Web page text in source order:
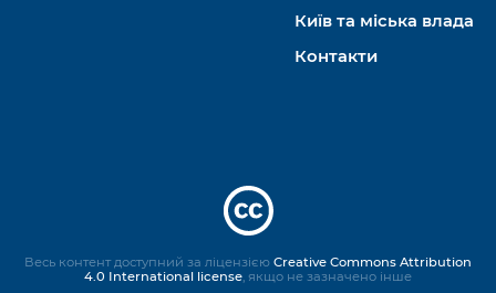
Київ та міська влада
Контакти
Весь контент доступний за ліцензією Creative Commons Attribution
4.0 International license , якщо не зазначено інше